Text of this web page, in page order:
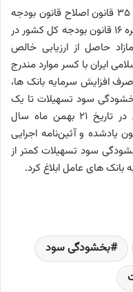
گفتنی است در راستای اجرای مفاد تبصره 35 قانون اصلاح قانون بودجه
سال 1395 و به موجب مفاد بند «و» تبصره 16 قانون بودجه کل کشور در
حاصل از ارزیابی خالص
ایران با کسر موارد مندرج
میلیارد ریال صرف افزایش سرمایه بانک ها،
سود تسهیلات تا یک
میلیاردریال شود. از این رو بانک مرکزی در تاریخ 21 بهمن ماه سال
توجه به مفاد تبصره (35) قانون یادشده و آئین‌نامه اجرایی
سود تسهیلات کمتر از
بانک های عامل ابلاغ کرد.
بخشودگی سود